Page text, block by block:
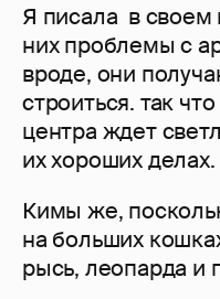
Я писала в своем
них проблемы с
вроде, они
строиться. так
центра ждет
их хороших делах.
Кимы же,
на больших
рысь, леопарда и